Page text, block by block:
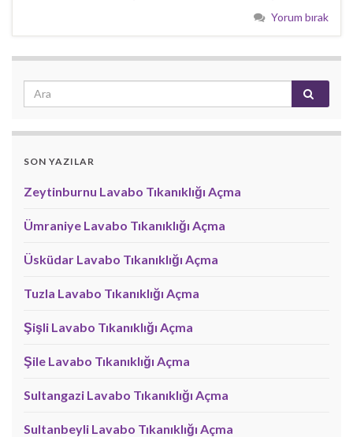
Yorum bırak
SON YAZILAR
Zeytinburnu Lavabo Tıkanıklığı Açma
Ümraniye Lavabo Tıkanıklığı Açma
Üsküdar Lavabo Tıkanıklığı Açma
Tuzla Lavabo Tıkanıklığı Açma
Şişli Lavabo Tıkanıklığı Açma
Şile Lavabo Tıkanıklığı Açma
Sultangazi Lavabo Tıkanıklığı Açma
Sultanbeyli Lavabo Tıkanıklığı Açma